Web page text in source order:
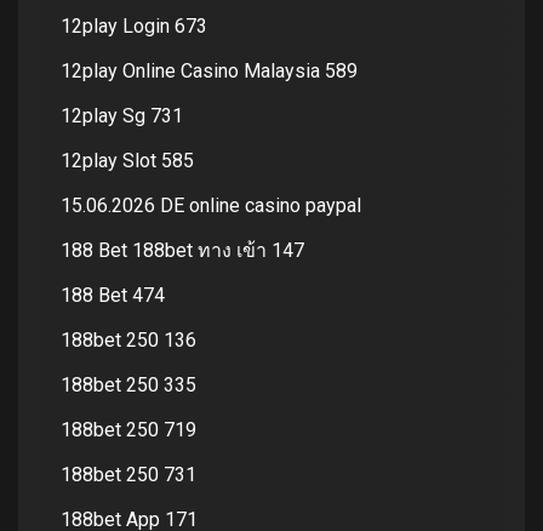
12play Login 673
12play Online Casino Malaysia 589
12play Sg 731
12play Slot 585
15.06.2026 DE online casino paypal
188 Bet 188bet ทาง เข้า 147
188 Bet 474
188bet 250 136
188bet 250 335
188bet 250 719
188bet 250 731
188bet App 171